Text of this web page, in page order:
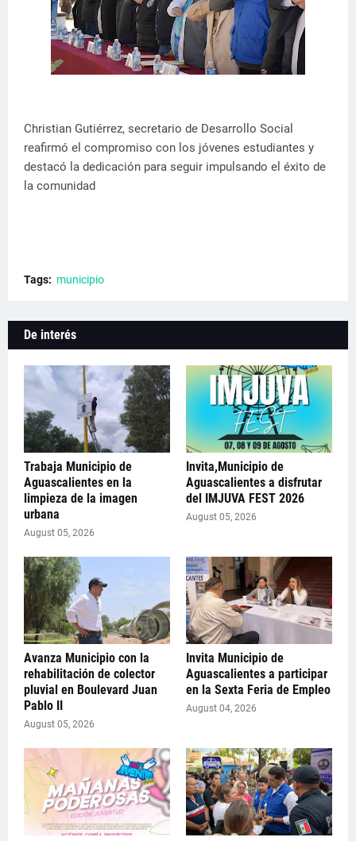
Christian Gutiérrez, secretario de Desarrollo Social
reafirmó el compromiso con los jóvenes estudiantes y
destacó la dedicación para seguir impulsando el éxito de
la comunidad
Tags: municipio
De interés
Trabaja Municipio de
Aguascalientes en la
limpieza de la imagen
urbana
August 05, 2026
Invita,Municipio de
Aguascalientes a disfrutar
del IMJUVA FEST 2026
August 05, 2026
Avanza Municipio con la
rehabilitación de colector
pluvial en Boulevard Juan
Pablo II
August 05, 2026
Invita Municipio de
Aguascalientes a participar
en la Sexta Feria de Empleo
August 04, 2026